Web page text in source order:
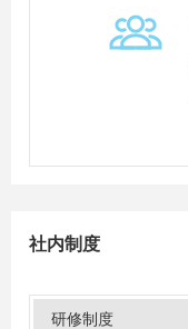
社内制度
研修制度